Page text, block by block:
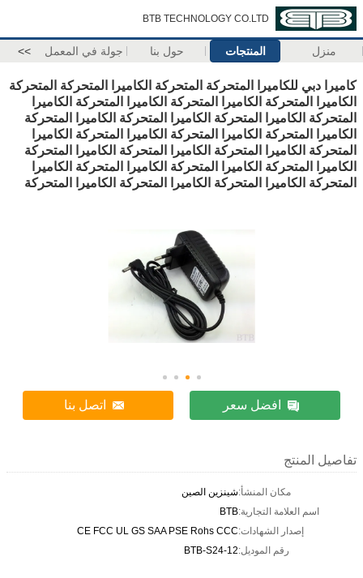
BTB TECHNOLOGY CO.LTD
منزل المنتجات حول بنا جولة في المعمل >>
كاميرا دبي للكاميرا المتحركة المتحركة الكاميرا المتحركة المتحركة
الكاميرا المتحركة الكاميرا المتحركة الكاميرا المتحركة الكاميرا
المتحركة الكاميرا المتحركة الكاميرا المتحركة الكاميرا المتحركة
الكاميرا المتحركة الكاميرا المتحركة الكاميرا المتحركة الكاميرا
المتحركة الكاميرا المتحركة الكاميرا المتحركة الكاميرا المتحركة
الكاميرا المتحركة الكاميرا المتحركة الكاميرا المتحركة الكاميرا
المتحركة الكاميرا المتحركة الكاميرا المتحركة الكاميرا المتحركة
افضل سعر اتصل بنا
تفاصيل المنتج
مكان المنشأ:شينزين الصين
اسم العلامة التجارية:BTB
إصدار الشهادات:CE FCC UL GS SAA PSE Rohs CCC
رقم الموديل:BTB-S24-12